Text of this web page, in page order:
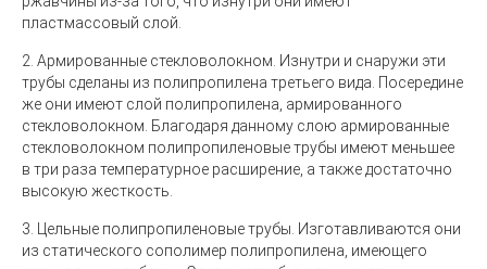
пластмассовый слой.
2. Армированные стекловолокном . Изнутри и снаружи эти
трубы сделаны из полипропилена третьего вида. Посередине
же они имеют слой полипропилена, армированного
стекловолокном. Благодаря данному слою армированные
стекловолокном полипропиленовые трубы имеют меньшее
в три раза температурное расширение, а также достаточно
высокую жесткость.
3. Цельные полипропиленовые трубы . Изготавливаются они
из статического сополимер полипропилена, имеющего